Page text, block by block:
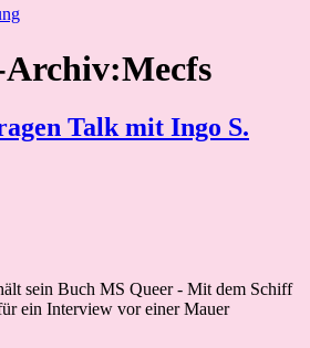
Talk mit Ingo S.